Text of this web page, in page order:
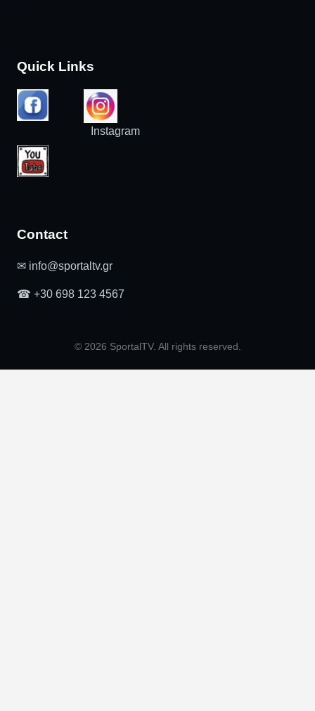
Quick Links
Instagram
Contact
✉ info@sportaltv.gr
☎ +30 698 123 4567
© 2026 SportalTV. All rights reserved.